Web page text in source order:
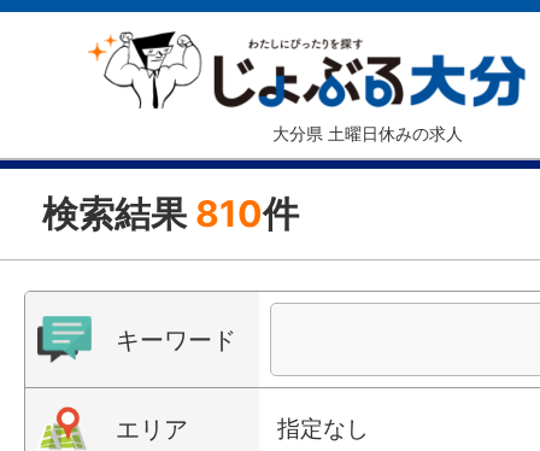
大分県 土曜日休みの求人
検索結果 810件
キーワード
エリア 指定なし